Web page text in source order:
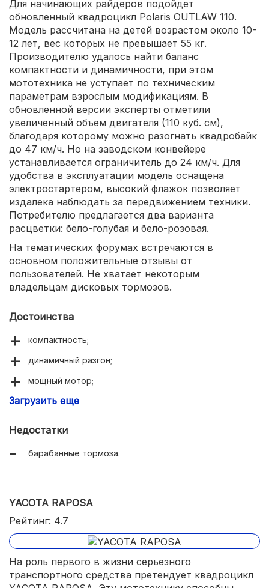
Для начинающих райдеров подойдет
обновленный квадроцикл Polaris OUTLAW 110.
Модель рассчитана на детей возрастом около 10-
12 лет, вес которых не превышает 55 кг.
Производителю удалось найти баланс
компактности и динамичности, при этом
мототехника не уступает по техническим
параметрам взрослым модификациям. В
обновленной версии эксперты отметили
увеличенный объем двигателя (110 куб. см),
благодаря которому можно разогнать квадробайк
до 47 км/ч. Но на заводском конвейере
устанавливается ограничитель до 24 км/ч. Для
удобства в эксплуатации модель оснащена
электростартером, высокий флажок позволяет
издалека наблюдать за передвижением техники.
Потребителю предлагается два варианта
расцветки: бело-голубая и бело-розовая.
На тематических форумах встречаются в
основном положительные отзывы от
пользователей. Не хватает некоторым
владельцам дисковых тормозов.
Достоинства
компактность;
динамичный разгон;
мощный мотор;
эффектный внешний вид.
Загрузить еще
Недостатки
барабанные тормоза.
YACOTA RAPOSA
Рейтинг: 4.7
На роль первого в жизни серьезного
транспортного средства претендует квадроцикл